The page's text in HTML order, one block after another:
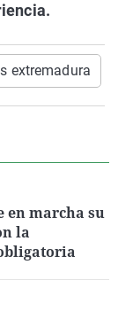
extremadura
en marcha su
la